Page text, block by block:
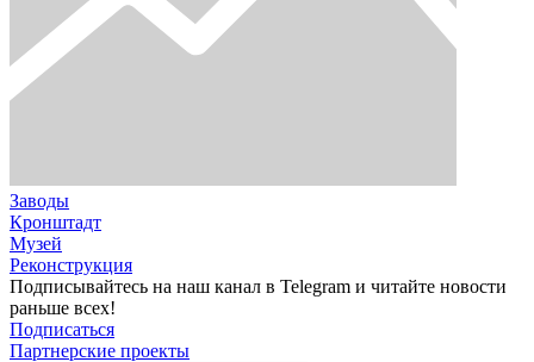
Заводы
Кронштадт
Музей
Реконструкция
Подписывайтесь на наш канал в Telegram и читайте новости
раньше всех!
Подписаться
Партнерские проекты